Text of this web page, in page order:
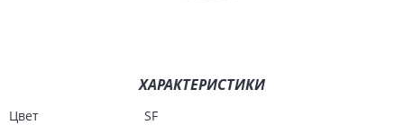
ХАРАКТЕРИСТИКИ
Цвет SF